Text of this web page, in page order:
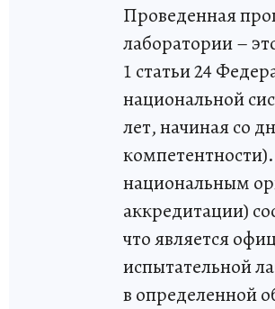
Проведенная
лаборатории –
1 статьи 24
национальной
лет, начиная со
национальным
аккредитации)
что является
испытательной
в определенной